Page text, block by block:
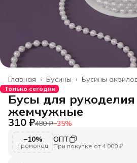
Бусины
Бусины ›
Главная ›
Только сегодня
Бусы для
жемчужные
310 ₽480 ₽−35%
−10%
промокод
ОПТ
При покупке от 4 000 ₽